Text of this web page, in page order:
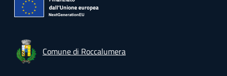
Comune di Roccalumera